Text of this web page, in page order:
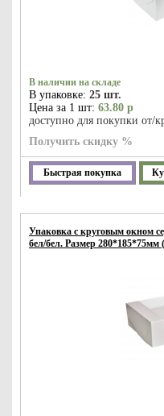
В наличии на складе
В упаковке: 25 шт.
Цена за 1 шт: 63.80 р
доступно для покупки от/
Получить скидку %
Быстрая покупка
Упаковка с круговым окном
бел/бел. Размер 280*185*75мм